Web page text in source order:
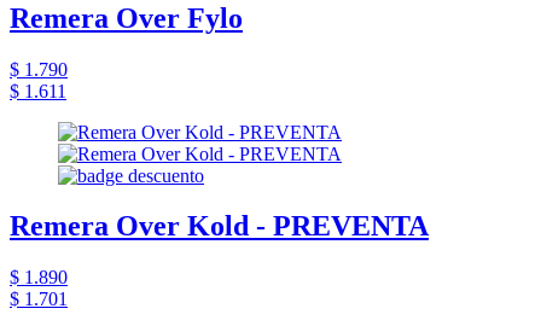
Remera Over Fylo
$ 1.790
$ 1.611
Remera Over Kold - PREVENTA
$ 1.890
$ 1.701